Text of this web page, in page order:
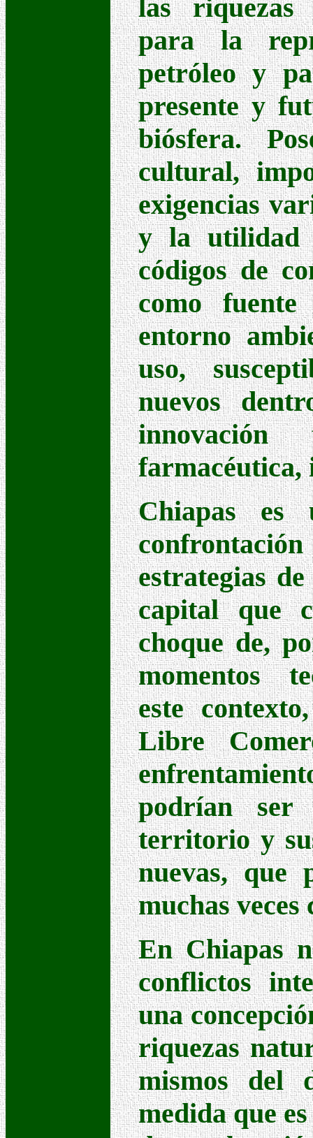
las riquezas
para la
petróleo y
presente y
biósfera.
cultural,
exigencias
y la utilidad
códigos de
como
entorno
uso,
nuevos
innovación
farmacéutica,
Chiapas es
estrategias
capital que
choque de,
momentos
este
Libre
podrían ser
territorio y
nuevas, que
muchas
En Chiapas
conflictos
una
riquezas
mismos del
medida que